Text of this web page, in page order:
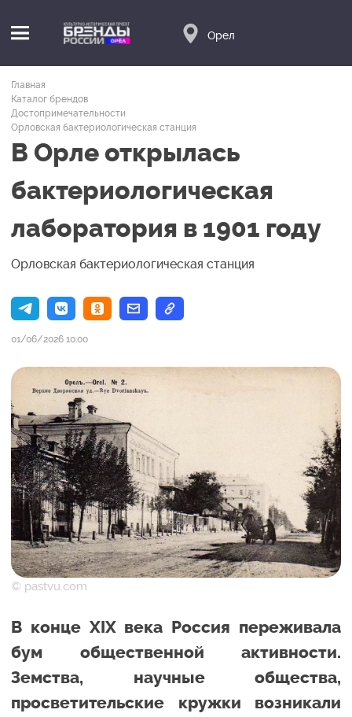
Орел
Главная
Каталог брендов
Достопримечательности
Орловская бактериологическая станция
В Орле открылась
бактериологическая
лаборатория в 1901 году
Орловская бактериологическая станция
01/06/2026 10:00
© pastvu.com
В конце XIX века Россия переживала
бум общественной активности.
Земства, научные общества,
просветительские кружки возникали